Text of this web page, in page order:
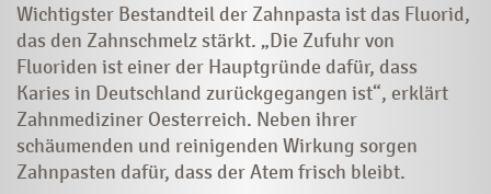
Wichtigster Bestandteil der Zahnpasta ist das Fluorid,
das den Zahnschmelz stärkt. „Die Zufuhr von
Fluoriden ist einer der Hauptgründe dafür, dass
Karies in Deutschland zurückgegangen ist“, erklärt
Zahnmediziner Oesterreich. Neben ihrer
schäumenden und reinigenden Wirkung sorgen
Zahnpasten dafür, dass der Atem frisch bleibt.